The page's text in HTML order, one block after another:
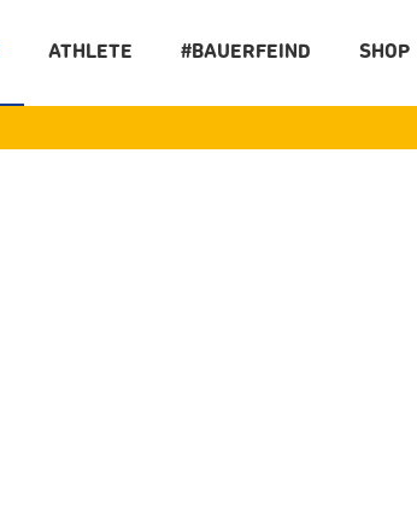
ATHLETE #BAUERFEIND SHOP